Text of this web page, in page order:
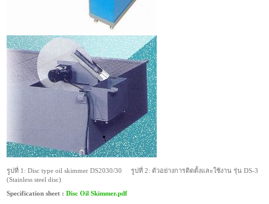
รูปที่ 1: Disc type oil skimmer DS2030/30 รูปที่ 2: ตัวอย่างการติดตั้งและใช้งาน รุ่น DS-3
(Stainless steel disc)
Specification sheet :Disc Oil Skimmer.pdf